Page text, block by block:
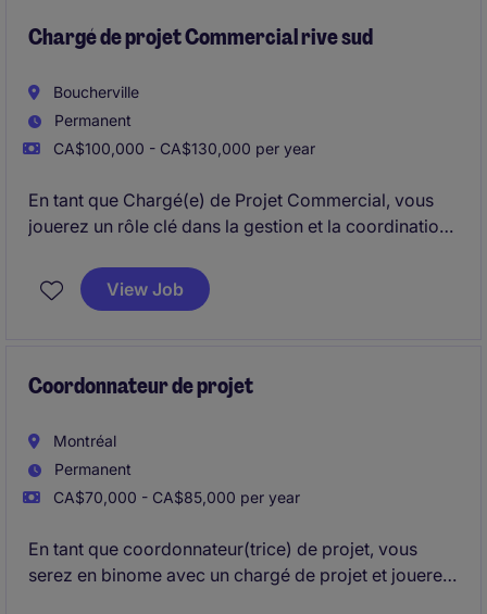
technique et une équipe talentueuse d'environ 100
Chargé de projet Commercial rive sud
Boucherville
Permanent
CA$100,000 - CA$130,000 per year
En tant que Chargé(e) de Projet Commercial, vous
jouerez un rôle clé dans la gestion et la coordination
sur la Rive-Sud, en veillant à leur bon déroulement et
à leur succès.
View Job
Coordonnateur de projet
Montréal
Permanent
CA$70,000 - CA$85,000 per year
En tant que coordonnateur(trice) de projet, vous
serez en binome avec un chargé de projet et jouerez